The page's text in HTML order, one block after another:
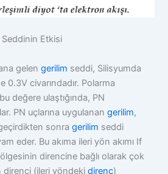
Seddinin Etkisi
gelengerilim seddi, Silisyumda
0.3V civarındadır. Polarma
değere ulaştığında, PN
PN uçlarına uygulanangerilim,
sonragerilim seddi
eder. Bu akıma ileri yön akımı If
direncine bağlı olarak çok
direnci (ileri yöndekidirenç)